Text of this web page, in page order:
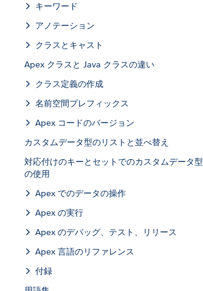
キーワード
アノテーション
クラスとキャスト
Apex クラスと Java クラスの違い
クラス定義の作成
名前空間プレフィックス
Apex コードのバージョン
カスタムデータ型のリストと並べ替え
対応付けのキーとセットでのカスタムデータ型
の使用
Apex でのデータの操作
Apex の実行
Apex のデバッグ、テスト、リリース
Apex 言語のリファレンス
付録